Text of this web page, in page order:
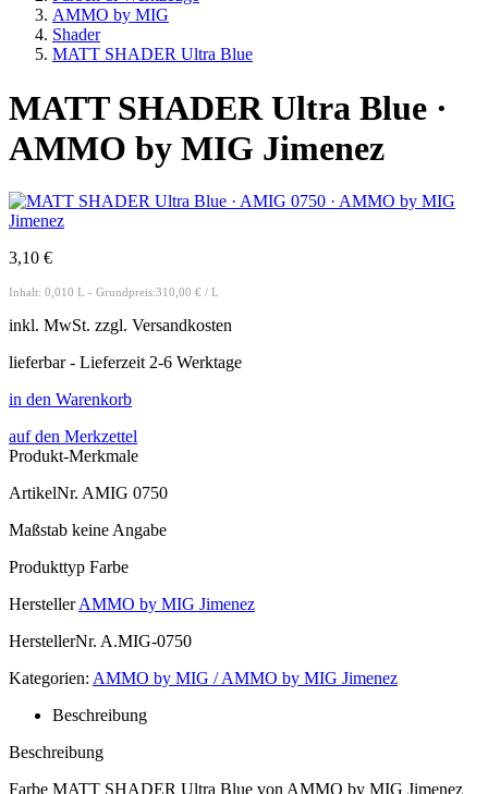
AMMO by MIG
Shader
MATT SHADER Ultra Blue
MATT SHADER Ultra Blue ·
AMMO by MIG Jimenez
3,10 €
Inhalt: 0,010 L - Grundpreis:310,00 € / L
inkl. MwSt. zzgl. Versandkosten
lieferbar - Lieferzeit 2-6 Werktage
in den Warenkorb
auf den Merkzettel
Produkt-Merkmale
ArtikelNr. AMIG 0750
Maßstab keine Angabe
Produkttyp Farbe
Hersteller AMMO by MIG Jimenez
HerstellerNr. A.MIG-0750
Kategorien: AMMO by MIG / AMMO by MIG Jimenez
Beschreibung
Beschreibung
Farbe MATT SHADER Ultra Blue von AMMO by MIG Jimenez